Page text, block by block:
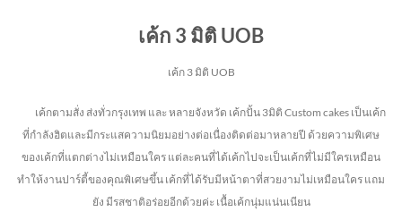
เค้ก 3 มิติ UOB
เค้ก 3 มิติ UOB
เค้กตามสั่ง ส่งทั่วกรุงเทพ และ หลายจังหวัด เค้กปั้น 3มิติ Custom cakes เป็นเค้ก
ที่กำลังฮิตและมีกระแสความนิยมอย่างต่อเนื่องติดต่อมาหลายปี ด้วยความพิเศษ
ของเค้กที่แตกต่างไม่เหมือนใคร แต่ละคนที่ได้เค้กไปจะเป็นเค้กที่ไม่มีใครเหมือน
ทำให้งานปาร์ตี้ของคุณพิเศษขึ้น เค้กที่ได้รับมีหน้าตาที่สวยงามไม่เหมือนใคร แถม
ยัง มีรสชาติอร่อยอีกด้วยค่ะ เนื้อเค้กนุ่มแน่นเนียน